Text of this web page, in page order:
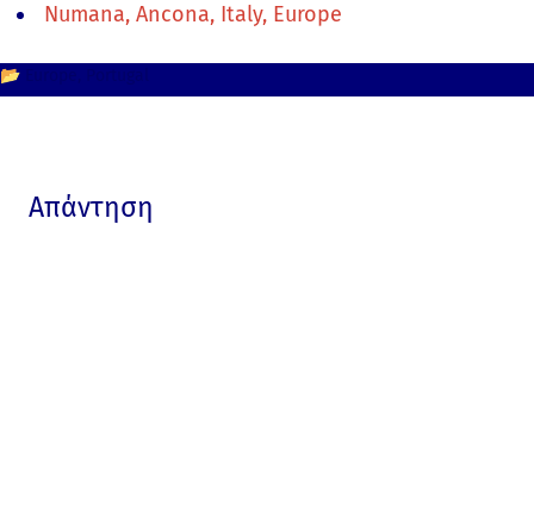
Numana, Ancona, Italy, Europe
📂
Απάντηση